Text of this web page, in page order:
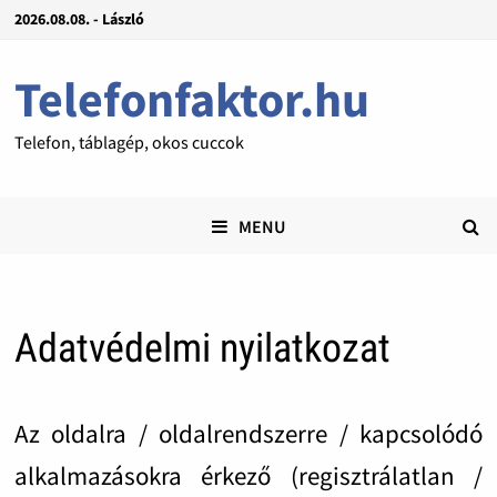
2026.08.08. - László
Telefonfaktor.hu
Telefon, táblagép, okos cuccok
MENU
Adatvédelmi nyilatkozat
Az oldalra / oldalrendszerre / kapcsolódó
alkalmazásokra érkező (regisztrálatlan /